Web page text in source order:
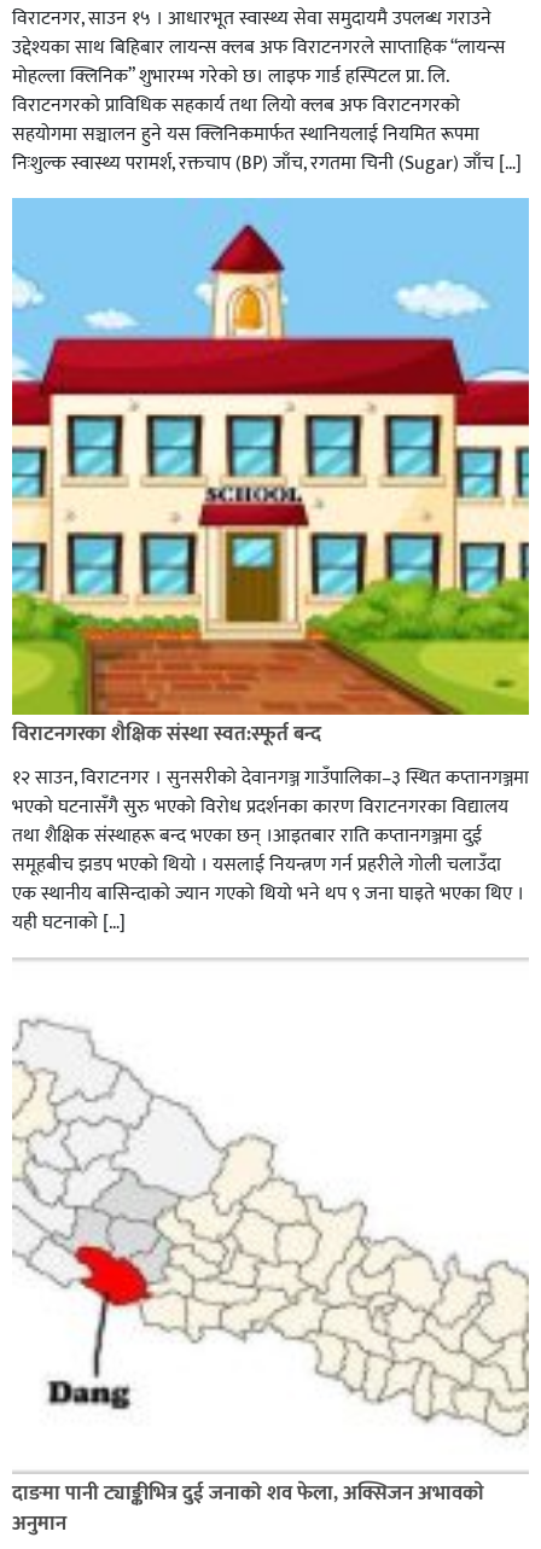
विराटनगर, साउन १५ । आधारभूत स्वास्थ्य सेवा समुदायमै उपलब्ध गराउने
उद्देश्यका साथ बिहिबार लायन्स क्लब अफ विराटनगरले साप्ताहिक “लायन्स
मोहल्ला क्लिनिक” शुभारम्भ गरेकाे छ। लाइफ गार्ड हस्पिटल प्रा. लि.
विराटनगरको प्राविधिक सहकार्य तथा लियो क्लब अफ विराटनगरको
सहयोगमा सञ्चालन हुने यस क्लिनिकमार्फत स्थानियलाई नियमित रूपमा
निःशुल्क स्वास्थ्य परामर्श, रक्तचाप (BP) जाँच, रगतमा चिनी (Sugar) जाँच […]
विराटनगरका शैक्षिक संस्था स्वत:स्फूर्त बन्द
१२ साउन, विराटनगर । सुनसरीको देवानगञ्ज गाउँपालिका–३ स्थित कप्तानगञ्जमा
भएको घटनासँगै सुरु भएको विरोध प्रदर्शनका कारण विराटनगरका विद्यालय
तथा शैक्षिक संस्थाहरू बन्द भएका छन् ।आइतबार राति कप्तानगञ्जमा दुई
समूहबीच झडप भएको थियो । यसलाई नियन्त्रण गर्न प्रहरीले गोली चलाउँदा
एक स्थानीय बासिन्दाको ज्यान गएको थियो भने थप ९ जना घाइते भएका थिए ।
यही घटनाको […]
दाङमा पानी ट्याङ्कीभित्र दुई जनाको शव फेला, अक्सिजन अभावकाे
अनुमान